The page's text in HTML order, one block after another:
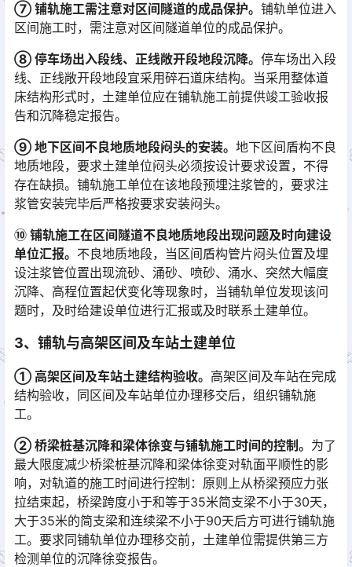
⑦ 铺轨施工需注意对区间隧道的成品保护。 铺轨单位进入
区间施工时，需注意对区间隧道单位的成品保护。
⑧ 停车场出入段线、正线敞开段地段沉降。 停车场出入段
线、正线敞开段地段宜采用碎石道床结构。当采用整体道
床结构形式时，土建单位应在铺轨施工前提供竣工验收报
告和沉降稳定报告。
⑨ 地下区间不良地质地段闷头的安装。 地下区间盾构不良
地质地段，要求土建单位闷头必须按设计要求设置，不得
存在缺损。铺轨施工单位在该地段预埋注浆管的，要求注
浆管安装完毕后严格按要求安装闷头。
⑩ 铺轨施工在区间隧道不良地质地段出现问题及时向建设
单位汇报。 不良地质地段，当区间盾构管片闷头位置及埋
设注浆管位置出现流砂、涌砂、喷砂、涌水、突然大幅度
沉降、高程位置起伏变化等现象时，当铺轨单位发现该问
题时，及时给建设单位进行汇报或及时联系土建单位。󠅅󠅃󠄵󠅂󠄪󠇖󠆨󠆨󠇕󠆞󠆒󠅬󠇘󠆭󠆘󠇙󠆝󠅵󠇗󠆭󠆁󠄐󠇗󠅹󠅸󠇖󠆍󠅳󠇖󠅹󠅰󠇖󠆌󠅹
3、铺轨与高架区间及车站土建单位
① 高架区间及车站土建结构验收。 高架区间及车站在完成
结构验收，同区间及车站单位办理移交后，组织铺轨施
工。
② 桥梁桩基沉降和梁体徐变与铺轨施工时间的控制。 为了
最大限度减少桥梁桩基沉降和梁体徐变对轨面平顺性的影
响，对轨道的施工时间进行控制：原则上从桥梁预应力张
拉结束起，桥梁跨度小于和等于35米简支梁不小于30天，
大于35米的简支梁和连续梁不小于90天后方可进行铺轨施
工。要求同铺轨单位办理移交前，土建单位需提供第三方
检测单位的沉降徐变报告。󠅅󠅃󠄵󠅂󠄪󠇖󠆨󠆨󠇕󠆞󠆒󠅬󠇘󠆭󠆘󠇙󠆝󠅵󠇗󠆭󠆁󠄐󠇗󠅹󠅸󠇖󠆍󠅳󠇖󠅹󠅰󠇖󠆌󠅹